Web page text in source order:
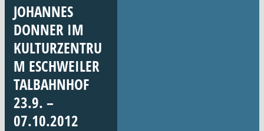
JOHANNES
DONNER IM
KULTURZENTRU
M ESCHWEILER
TALBAHNHOF
23.9. –
07.10.2012